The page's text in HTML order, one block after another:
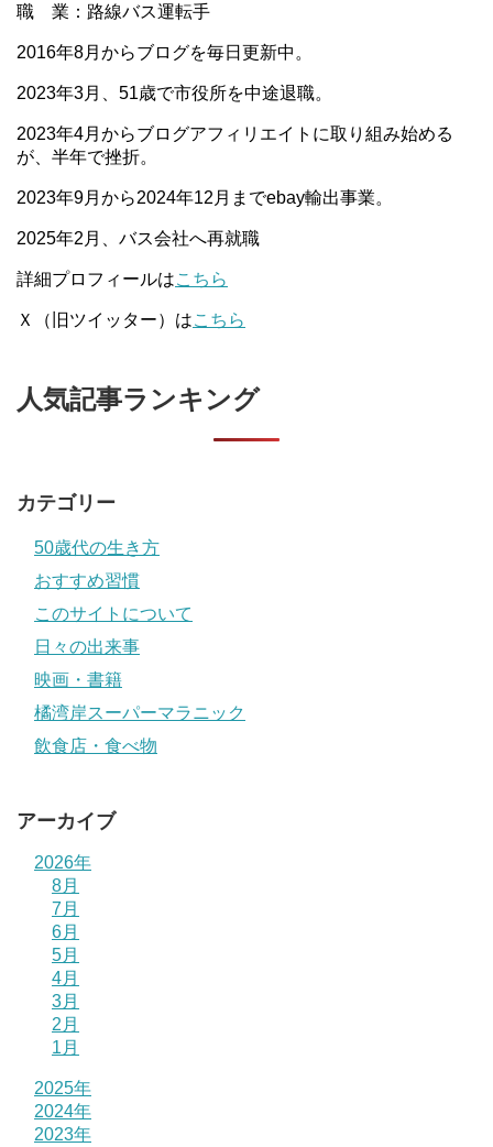
職 業：路線バス運転手
2016年8月からブログを毎日更新中。
2023年3月、51歳で市役所を中途退職。
2023年4月からブログアフィリエイトに取り組み始める
が、半年で挫折。
2023年9月から2024年12月までebay輸出事業。
2025年2月、バス会社へ再就職
詳細プロフィールはこちら
Ｘ（旧ツイッター）はこちら
人気記事ランキング
カテゴリー
50歳代の生き方
おすすめ習慣
このサイトについて
日々の出来事
映画・書籍
橘湾岸スーパーマラニック
飲食店・食べ物
アーカイブ
2026年
8月
7月
6月
5月
4月
3月
2月
1月
2025年
2024年
2023年